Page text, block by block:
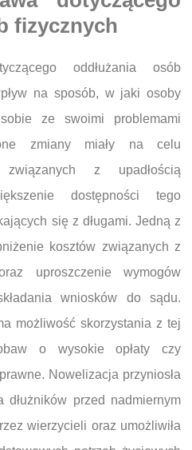
fizycznych
oddłużania osób
na sposób, w jaki osoby
ze swoimi problemami
zmiany miały na celu
związanych z upadłością
dostępności tego
się z długami. Jedną z
kosztów związanych z
uproszczenie wymogów
wniosków do sądu.
możliwość skorzystania z tej
o wysokie opłaty czy
Nowelizacja przyniosła
przed nadmiernym
wierzycieli oraz umożliwiła